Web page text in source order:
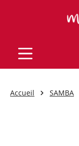
Accueil SAMBA